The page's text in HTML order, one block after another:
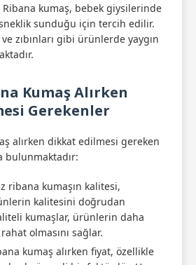
Ribana kumaş, bebek giysilerinde
sunduğu için tercih edilir.
zıbınları gibi ürünlerde yaygın
Kumaş Alırken
Gerekenler
alırken dikkat edilmesi gereken
bulunmaktadır:
ribana kumaşın kalitesi,
kalitesini doğrudan
kumaşlar, ürünlerin daha
olmasını sağlar.
kumaş alırken fiyat, özellikle